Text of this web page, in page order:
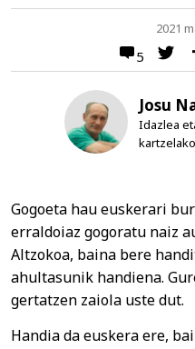
5
2021
Josu
Idazlea
Gogoeta hau euskerari
erraldoiaz gogoratu naiz
Altzokoa, baina bere
ahultasunik handiena.
gertatzen zaiola uste dut.
Handia da euskera ere,